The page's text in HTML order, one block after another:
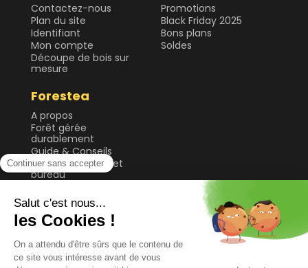
Contactez-nous
Plan du site
Identifiant
Mon compte
Découpe de bois sur
mesure
Promotions
Black Friday 2025
Bons plans
Soldes
Forestea
A propos
Forêt gérée
durablement
Guide & Conseils
Plateau de table et
bureau
Tablette et étagère
Tasseau, planche et
lame